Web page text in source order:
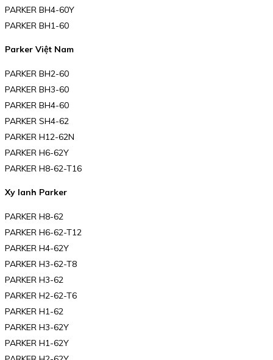
PARKER BH4-60Y
PARKER BH1-60
Parker Việt Nam
PARKER BH2-60
PARKER BH3-60
PARKER BH4-60
PARKER SH4-62
PARKER H12-62N
PARKER H6-62Y
PARKER H8-62-T16
Xy lanh Parker
PARKER H8-62
PARKER H6-62-T12
PARKER H4-62Y
PARKER H3-62-T8
PARKER H3-62
PARKER H2-62-T6
PARKER H1-62
PARKER H3-62Y
PARKER H1-62Y